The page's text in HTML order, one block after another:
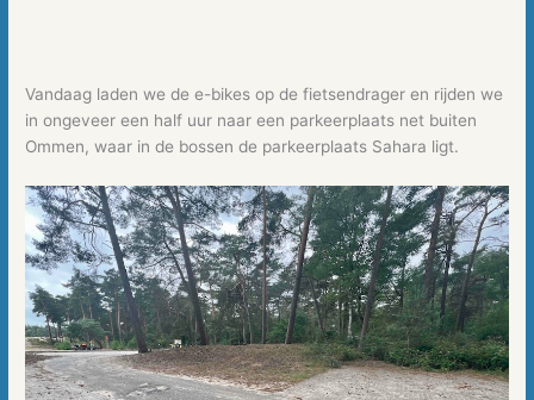
Vandaag laden we de e-bikes op de fietsendrager en rijden we
in ongeveer een half uur naar een parkeerplaats net buiten
Ommen, waar in de bossen de parkeerplaats Sahara ligt.